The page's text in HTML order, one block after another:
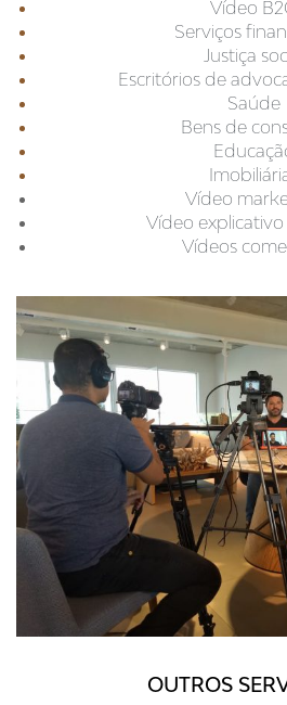
Vídeo
Serviços
Justiça
Escritórios de
Saúde
Bens de
Vídeo
Vídeo
Vídeos
OUTROS